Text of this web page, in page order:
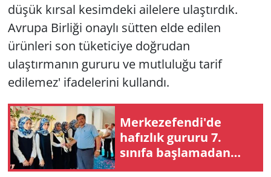
düşük kırsal kesimdeki ailelere ulaştırdık.
Avrupa Birliği onaylı sütten elde edilen
ürünleri son tüketiciye doğrudan
ulaştırmanın gururu ve mutluluğu tarif
edilemez' ifadelerini kullandı.
Merkezefendi'de
hafızlık gururu 7.
sınıfa başlamadan
hıfzını tamamladı